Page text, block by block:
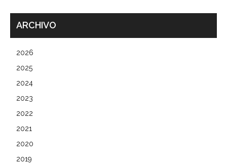
ARCHIVO
2026
2025
2024
2023
2022
2021
2020
2019